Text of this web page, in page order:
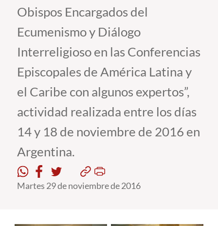
Postgrado
Formación Continua
Académicos
Funcionarios
Alumni
English
Obispos Encargados del
Ecumenismo y Diálogo
Interreligioso en las Conferencias
Episcopales de América Latina y
el Caribe con algunos expertos”,
actividad realizada entre los días
14 y 18 de noviembre de 2016 en
Argentina.
Martes 29 de noviembre de 2016